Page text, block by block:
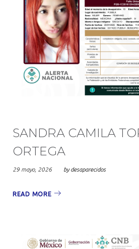
SANDRA CAMILA
ORTEGA
29 mayo, 2026 bydesaparecidos
READ MORE